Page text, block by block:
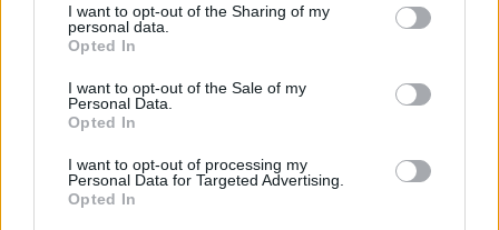
I want to opt-out of the Sharing of my
personal data.
Opted In
I want to opt-out of the Sale of my
Personal Data.
Opted In
I want to opt-out of processing my
Personal Data for Targeted Advertising.
Opted In
Prima sport - co nabídne v prvním